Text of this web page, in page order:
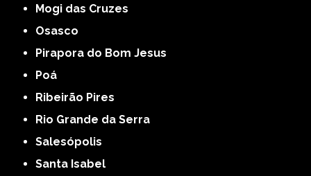
Mogi das Cruzes
Osasco
Pirapora do Bom Jesus
Poá
Ribeirão Pires
Rio Grande da Serra
Salesópolis
Santa Isabel